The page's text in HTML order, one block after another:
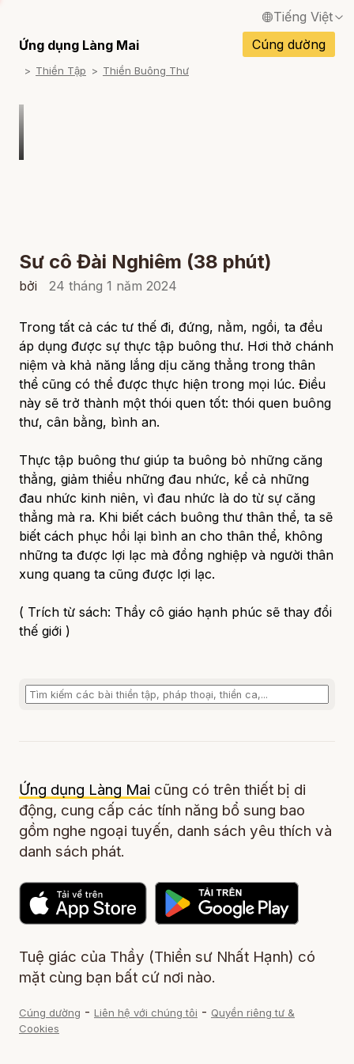
Tiếng Việt
English / Tiếng Anh
Français / Tiếng Pháp
Ứng dụng Làng Mai Cúng dường
Thiền Tập Thiền Buông Thư
Sư cô Đài Nghiêm (38 phút)
bởi 24 tháng 1 năm 2024
Trong tất cả các tư thế đi, đứng, nằm, ngồi, ta đều
áp dụng được sự thực tập buông thư. Hơi thở chánh
niệm và khả năng lắng dịu căng thẳng trong thân
thể cũng có thể được thực hiện trong mọi lúc. Điều
này sẽ trở thành một thói quen tốt: thói quen buông
thư, cân bằng, bình an.
Thực tập buông thư giúp ta buông bỏ những căng
thẳng, giảm thiểu những đau nhức, kể cả những
đau nhức kinh niên, vì đau nhức là do từ sự căng
thẳng mà ra. Khi biết cách buông thư thân thể, ta sẽ
biết cách phục hồi lại bình an cho thân thể, không
những ta được lợi lạc mà đồng nghiệp và người thân
xung quang ta cũng được lợi lạc.
( Trích từ sách: Thầy cô giáo hạnh phúc sẽ thay đổi
thế giới )
Ứng dụng Làng Mai cũng có trên thiết bị di
động, cung cấp các tính năng bổ sung bao
gồm nghe ngoại tuyến, danh sách yêu thích và
danh sách phát.
Tuệ giác của Thầy (Thiền sư Nhất Hạnh) có
mặt cùng bạn bất cứ nơi nào.
Cúng dường - Liên hệ với chúng tôi - Quyền riêng tư &
Cookies